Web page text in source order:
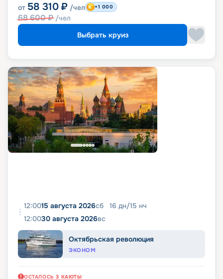
от 58 310 ₽ /чел
68 600₽ /чел
+1 000
Выбрать круиз
12:0015 августа 2026сб 16 дн/15 нч
12:0030 августа 2026вс
Октябрьская революция
ЭКОНОМ
ОСТАЛОСЬ 3 КАЮТЫ